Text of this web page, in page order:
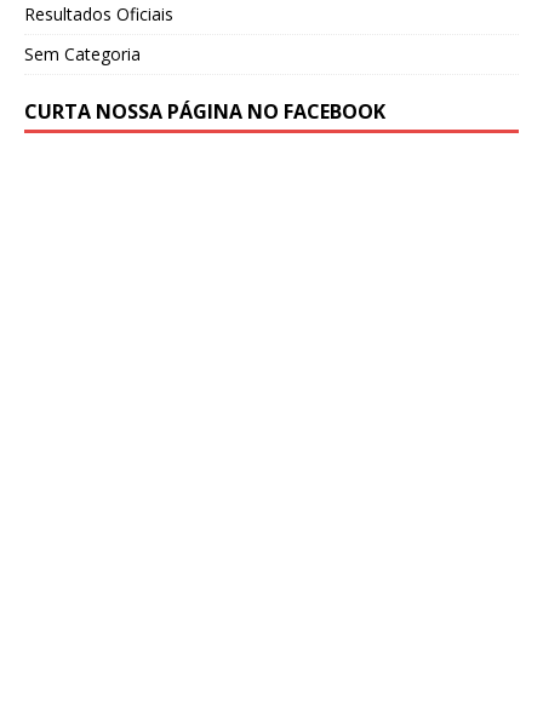
Resultados Oficiais
Sem Categoria
CURTA NOSSA PÁGINA NO FACEBOOK